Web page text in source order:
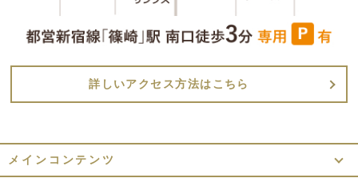
詳しいアクセス方法はこちら
メインコンテンツ